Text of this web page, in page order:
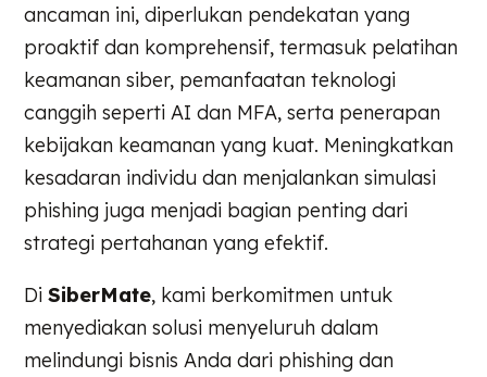
ancaman ini, diperlukan pendekatan yang
proaktif dan komprehensif, termasuk pelatihan
keamanan siber, pemanfaatan teknologi
canggih seperti AI dan MFA, serta penerapan
kebijakan keamanan yang kuat. Meningkatkan
kesadaran individu dan menjalankan simulasi
phishing juga menjadi bagian penting dari
strategi pertahanan yang efektif.
DiSiberMate, kami berkomitmen untuk
menyediakan solusi menyeluruh dalam
melindungi bisnis Anda dari phishing dan